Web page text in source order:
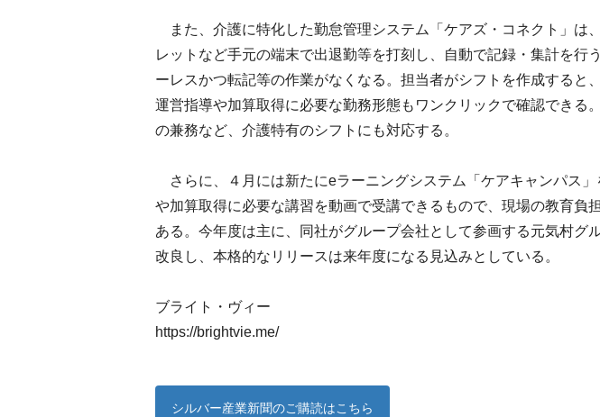
また、介護に特化した勤怠管理システム「ケアズ・コネクト」は
レットなど手元の端末で出退勤等を打刻し、自動で記録・集計を行
ーレスかつ転記等の作業がなくなる。担当者がシフトを作成すると
運営指導や加算取得に必要な勤務形態もワンクリックで確認できる
の兼務など、介護特有のシフトにも対応する。
さらに、４月には新たにeラーニングシステム「ケアキャンパス」
や加算取得に必要な講習を動画で受講できるもので、現場の教育負
ある。今年度は主に、同社がグループ会社として参画する元気村グ
改良し、本格的なリリースは来年度になる見込みとしている。
ブライト・ヴィー
https://brightvie.me/
シルバー産業新聞のご購読はこちら